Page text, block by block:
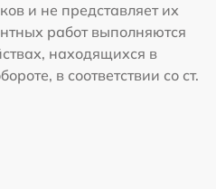
и не представляет их
работ выполняются
находящихся в
в соответствии со ст.